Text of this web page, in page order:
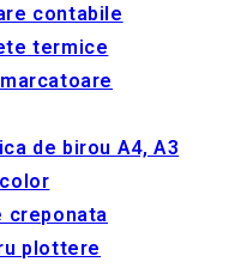
contabile
termice
de birou A4, A3
creponata
plottere